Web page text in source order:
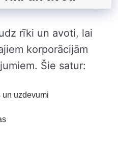
rīki un avoti, lai
korporācijām
Šie satur:
un uzdevumi